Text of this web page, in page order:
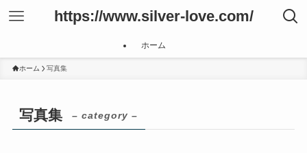
https://www.silver-love.com/
ホーム
ホーム 写真集
写真集 – category –